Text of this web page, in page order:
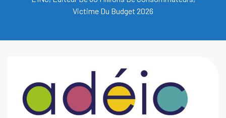
Victime Du Budget 2026